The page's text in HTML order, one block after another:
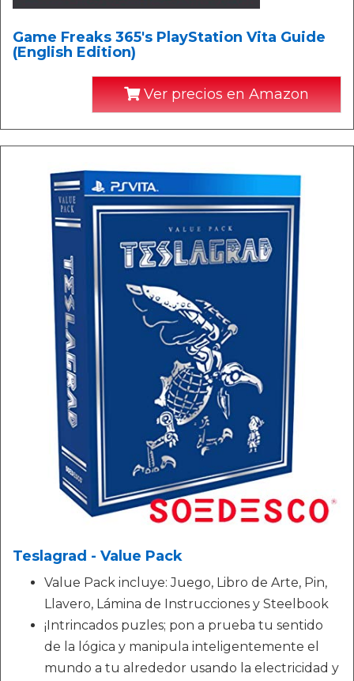
Game Freaks 365's PlayStation Vita Guide
(English Edition)
Ver precios en Amazon
Teslagrad - Value Pack
Value Pack incluye: Juego, Libro de Arte, Pin,
Llavero, Lámina de Instrucciones y Steelbook
¡Intrincados puzles; pon a prueba tu sentido
de la lógica y manipula inteligentemente el
mundo a tu alrededor usando la electricidad y